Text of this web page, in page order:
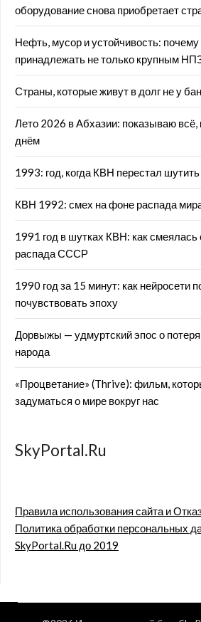
оборудование снова приобретает
Нефть, мусор и устойчивость:
принадлежать не только крупным
Страны, которые живут в долг не у
Лето 2026 в Абхазии: показываю всё,
днём
1993: год, когда КВН перестал
КВН 1992: смех на фоне распада
1991 год в шутках КВН: как смеялась
распада СССР
1990 год за 15 минут: как нейросети
почувствовать эпоху
Дорвыжы — удмуртский эпос о
народа
«Процветание» (Thrive): фильм,
задуматься о мире вокруг нас
SkyPortal.Ru
Правила использования сайта и
Политика обработки персональных
SkyPortal.Ru до 2019